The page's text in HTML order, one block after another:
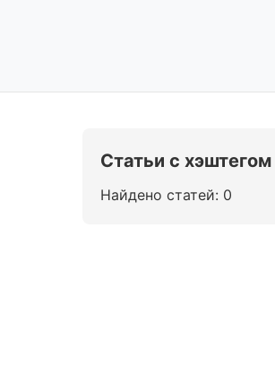
Статьи с хэштегом
Найдено статей: 0